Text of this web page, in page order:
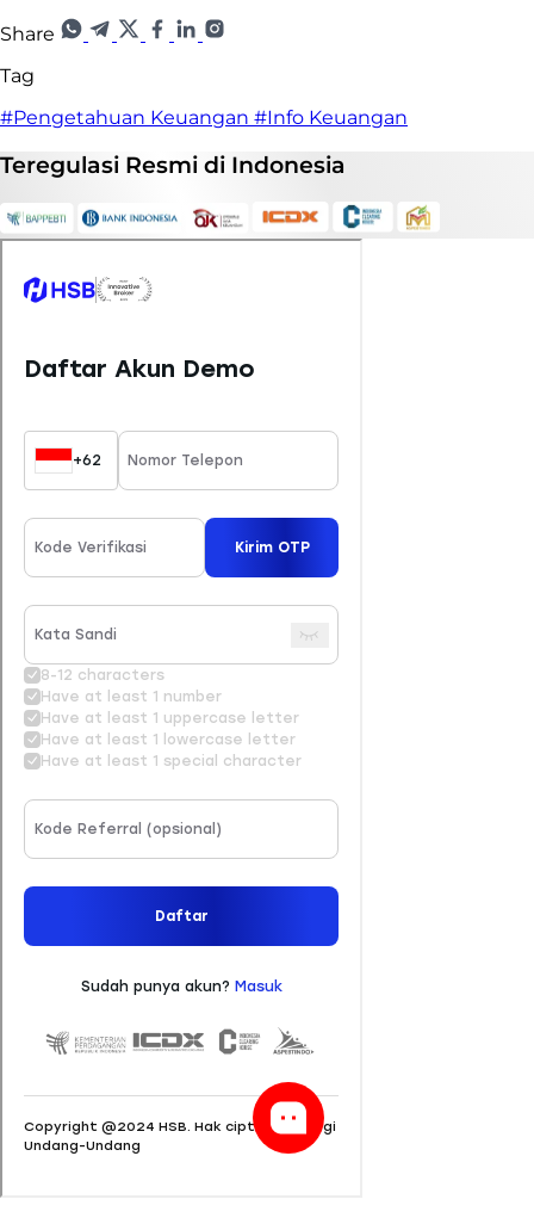
Share
Tag
#Pengetahuan Keuangan #Info Keuangan
Teregulasi Resmi di Indonesia